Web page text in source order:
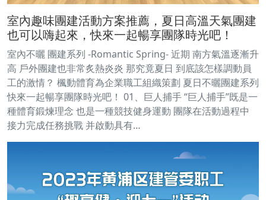
室內趣味團建活動方案推薦，夏日高溫天氣團建
也可以嗨起來，快來一起暢享團隊時光吧！
室內不曬 團建系列 -Romantic Spring- 近期 南方氣溫逐漸升
高 戶外團建也非常炙熱炎炎 那究竟夏日 到底該怎樣調動員
工的激情？ 楓動體育為企業職工組織策劃 夏日不曬團建系列
快來一起暢享團隊時光吧！ 01、巨人捕手 “巨人捕手”既是一
種體育鍛煉理念 也是一種競技健身運動 團隊在活動過程中
接力完成任務挑戰 并啟動具有…